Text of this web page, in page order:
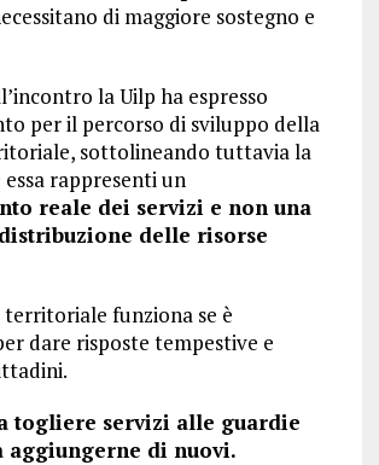
di maggiore sostegno e
la Uilp ha espresso
per il percorso di sviluppo della
sottolineando tuttavia la
essa rappresenti un
reale dei servizi e non una
delle risorse
territoriale funziona se è
dare risposte tempestive e
togliere servizi alle guardie
aggiungerne di nuovi.